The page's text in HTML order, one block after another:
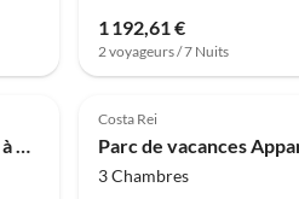
1 192,61 €
2 voyageurs / 7 Nuits
Parc de vacances Appartement à Costa Rei proche plage
4.0 (31)
Costa Rei
3 Chambres